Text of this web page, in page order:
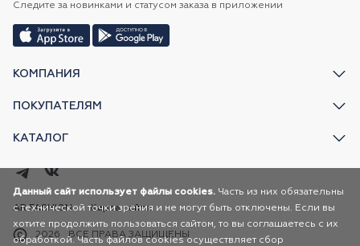
КОМПАНИЯ
ПОКУПАТЕЛЯМ
КАТАЛОГ
Следите за новинками и статусом заказа в приложении
2026 ВСЕ ПРАВА ЗАЩИЩЕНЫ
AR FASHION Карта сайта
Данный сайт использует файлы cookies. Часть из них обязательны
с технической точки зрения и не могут быть отключены. Если вы
хотите продолжить пользоваться сайтом, то вы соглашаетесь с их
обработкой. Часть файлов cookies осуществляет сбор